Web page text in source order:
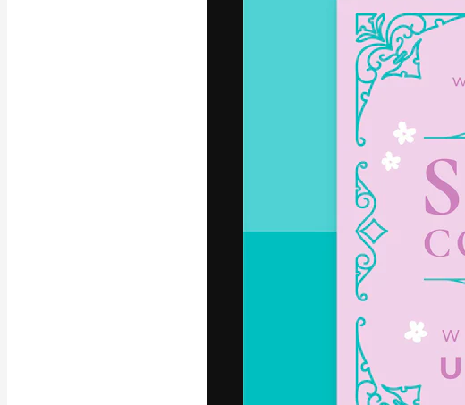
Kreativní platforma pro
práce. Více než 1 milion
kreativci, podniky,
Čeština
Copyright © 2010-